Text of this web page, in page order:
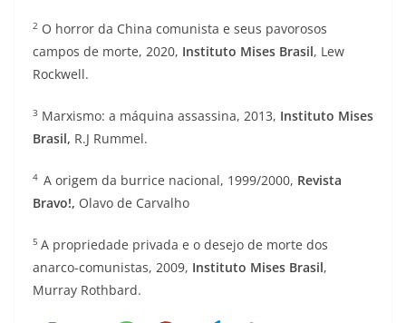
2 O horror da China comunista e seus pavorosos
campos de morte, 2020, Instituto Mises Brasil, Lew
Rockwell.
3 Marxismo: a máquina assassina, 2013, Instituto Mises
Brasil, R.J Rummel.
4 A origem da burrice nacional, 1999/2000, Revista
Bravo!, Olavo de Carvalho
5 A propriedade privada e o desejo de morte dos
anarco-comunistas, 2009, Instituto Mises Brasil,
Murray Rothbard.